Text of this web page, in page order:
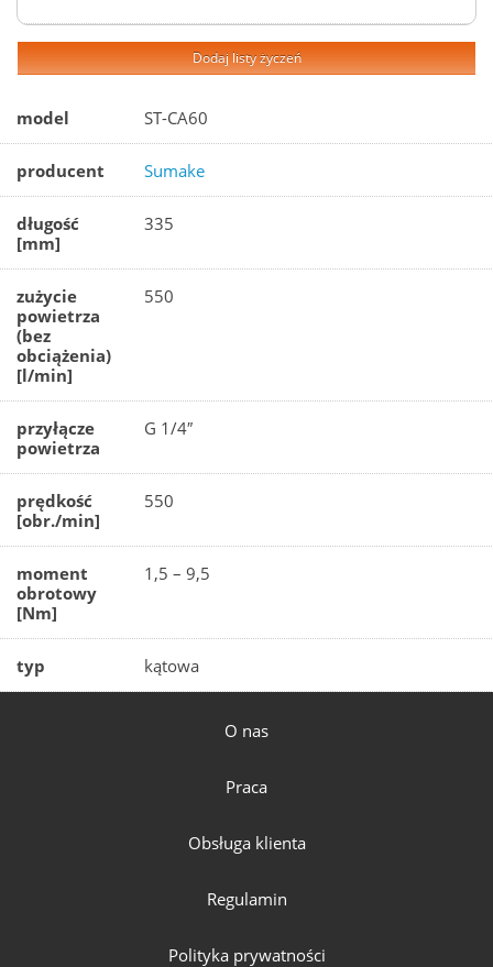
Dodaj listy życzeń
model ST-CA60
producent Sumake
długość
[mm]
335
zużycie
powietrza
(bez
obciążenia)
[l/min]
550
przyłącze
powietrza
G 1/4″
prędkość
[obr./min]
550
moment
obrotowy
[Nm]
1,5 – 9,5
typ kątowa
O nas
Praca
Obsługa klienta
Regulamin
Polityka prywatności